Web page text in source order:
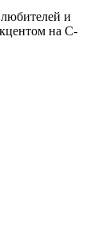
и
на C-